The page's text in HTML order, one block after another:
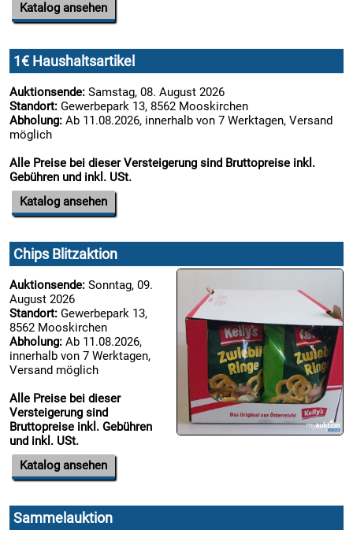
10.08:
10.08:
11.08:
11.08:
11.08:
Chips
Aktion

11.08:
Milky
Way
Aktion
11.08:
Katalog ansehen
1€ Haushaltsartikel
Auktionsende: Samstag, 08. August 2026
Standort: Gewerbepark 13, 8562 Mooskirchen
Abholung: Ab 11.08.2026, innerhalb von 7 Werktagen, Versand
möglich
Alle Preise bei dieser Versteigerung sind Bruttopreise inkl.
Gebühren und inkl. USt.
Katalog ansehen
Chips Blitzaktion
Auktionsende: Sonntag, 09.
August 2026
Standort: Gewerbepark 13,
8562 Mooskirchen
Abholung: Ab 11.08.2026,
innerhalb von 7 Werktagen,
Versand möglich
Alle Preise bei dieser
Versteigerung sind
Bruttopreise inkl. Gebühren
und inkl. USt.
Katalog ansehen
Sammelauktion